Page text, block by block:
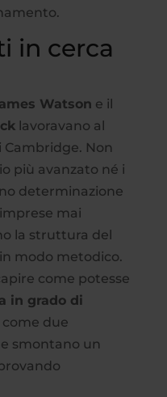
in cerca
Watson e il
lavoravano al
Non
più avanzato né i
determinazione
mai
la struttura del
modo metodico.
come potesse
in grado di
due
smontano un